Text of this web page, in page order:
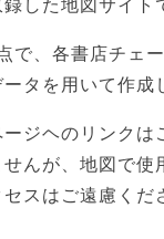
した地図サイト
で、各書店チェ
タを用いて作成
ジヘのリンクは
んが、地図で使
スはご遠慮くだ